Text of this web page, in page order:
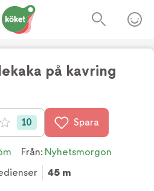
på kavring
(10 röster)
10 Spara
Från: Nyhetsmorgon
45 m